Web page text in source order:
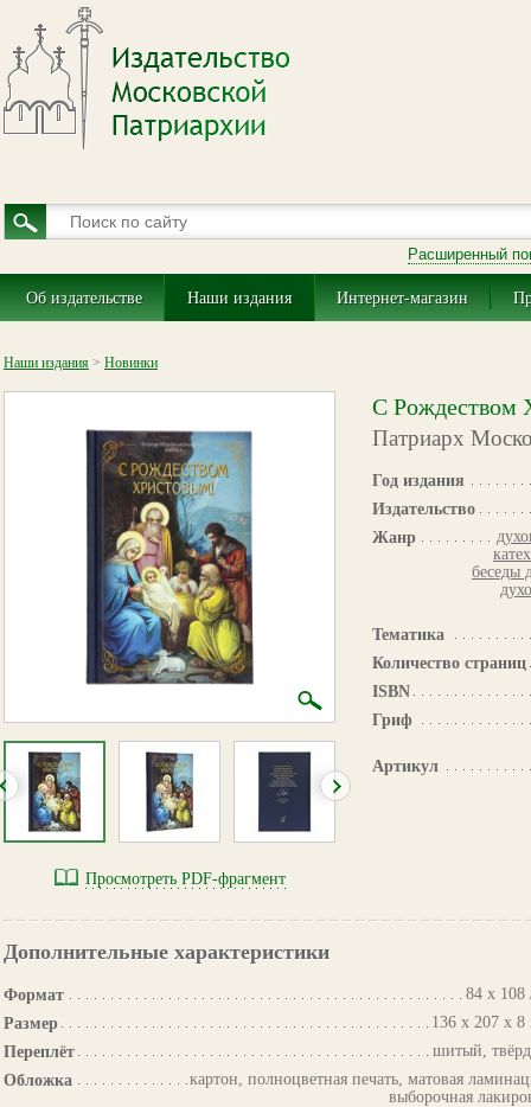
Расширенный
Об издательстве Наши издания Интернет-магазин
Наши издания > Новинки
Просмотреть PDF-фрагмент
С Рождеством
Патриарх
Год издания
Издательство
Жанр
беседы
Тематика
Количество страниц
ISBN
Гриф
Артикул
Дополнительные характеристики
Формат
84 х 108
Размер
136 х 207 х
Переплёт
шитый,
Обложка
картон, полноцветная печать, матовая
выборочная